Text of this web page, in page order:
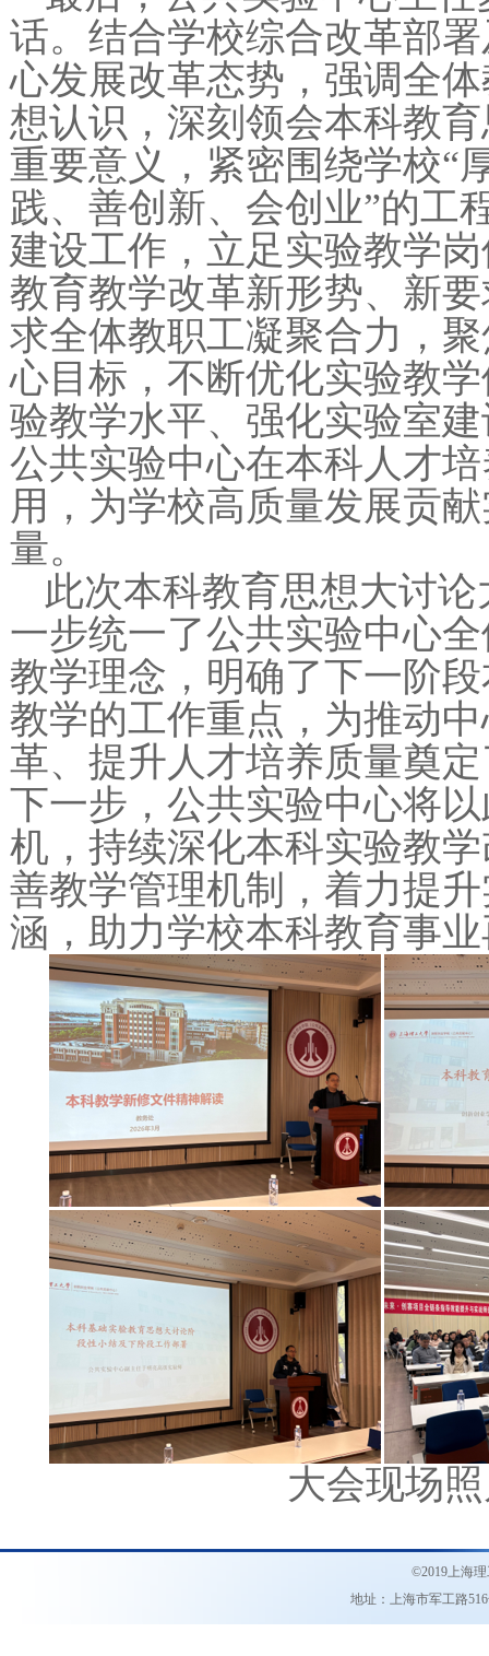
话。结合学校综合改革部
心发展改革态势，强调全
想认识，深刻领会本科教
重要意义，紧密围绕学校“
践、善创新、会创业”的工
建设工作，立足实验教学
教育教学改革新形势、新
求全体教职工凝聚合力，
心目标，不断优化实验教
验教学水平、强化实验室
公共实验中心在本科人才
用，为学校高质量发展贡
量。
此次本科教育思想大讨
一步统一了公共实验中心
教学理念，明确了下一阶
教学的工作重点，为推动
革、提升人才培养质量奠
下一步，公共实验中心将
机，持续深化本科实验教
善教学管理机制，着力提
涵，助力学校本科教育事
大会现场
©2019上海
地址：上海市军工路